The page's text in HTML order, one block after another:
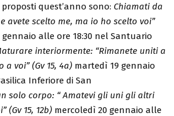
quest’anno sono: Chiamati da
avete scelto me, ma io ho scelto voi”
alle ore 18:30 nel Santuario
interiormente: “Rimanete uniti a
voi” (Gv 15, 4a) martedì 19 gennaio
Inferiore di San
solo corpo: “ Amatevi gli uni gli altri
(Gv 15, 12b) mercoledì 20 gennaio alle